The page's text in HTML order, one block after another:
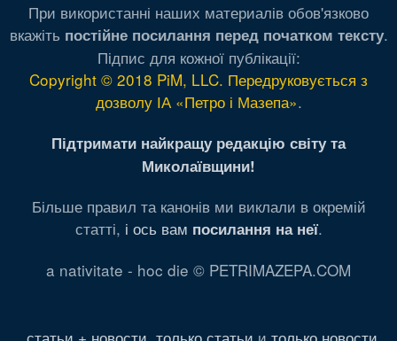
При використанні наших материалів обов'язково
вкажіть постійне посилання перед початком тексту.
Підпис для кожної публікації:
Copyright © 2018 PiM, LLC. Передруковується з
дозволу ІА «Петро і Мазепа».
Підтримати найкращу редакцію світу та
Миколаївщини!
Більше правил та канонів ми виклали в окремій
статті, і ось вам посилання на неї.
a nativitate - hoc die © PETRIMAZEPA.COM